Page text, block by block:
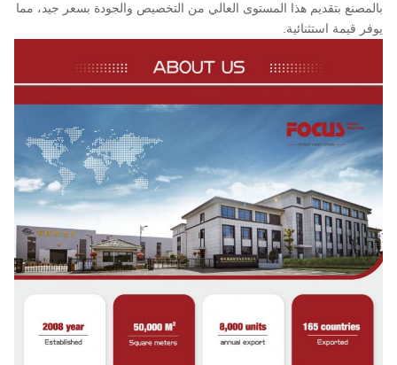
بالمصنع بتقديم هذا المستوى العالي من التخصيص والجودة بسعر جيد، مما
يوفر قيمة استثنائية.